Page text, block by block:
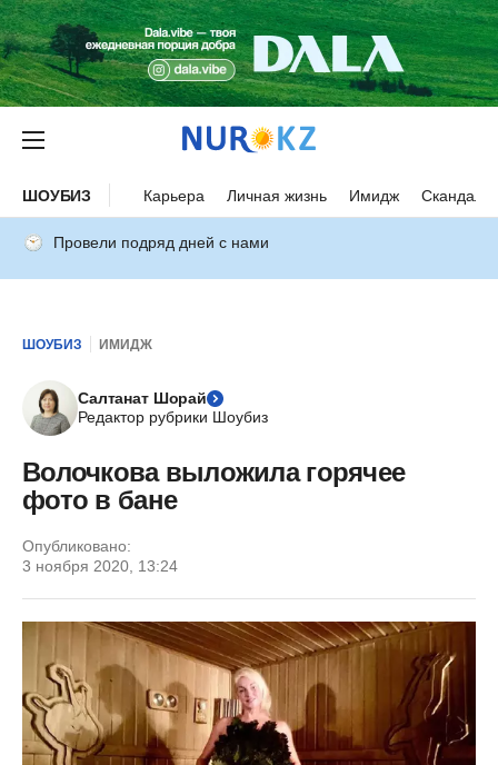
ШОУБИЗ Карьера Личная жизнь Имидж Скандалы
Провели подряд дней с нами
ШОУБИЗ ИМИДЖ
Салтанат Шорай
Редактор рубрики Шоубиз
Волочкова выложила горячее
фото в бане
Опубликовано:
3 ноября 2020, 13:24